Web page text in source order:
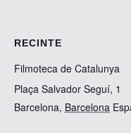
RECINTE
Filmoteca de Catalunya
Plaça Salvador Seguí, 1
Barcelona, Barcelona